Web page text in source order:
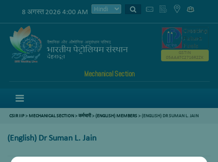
8 अगस्त 2026 4:00 AM
Mechanical Section
GSTIN
05AAATC2716R2ZK
CSIR IIP> MECHANICAL SECTION>कर्मचारी>(ENGLISH) MEMBERS> (ENGLISH) DR SUMAN L. JAIN
(English) Dr Suman L. Jain